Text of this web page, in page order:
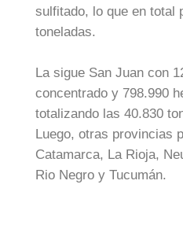
sulfitado, lo que en total
toneladas.
La sigue San Juan con
concentrado y 798.990
totalizando las 40.830
Luego, otras provincias
Catamarca, La Rioja,
Rio Negro y Tucumán.